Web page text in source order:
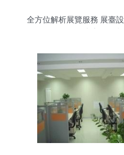
全方位解析展覽服務 展臺